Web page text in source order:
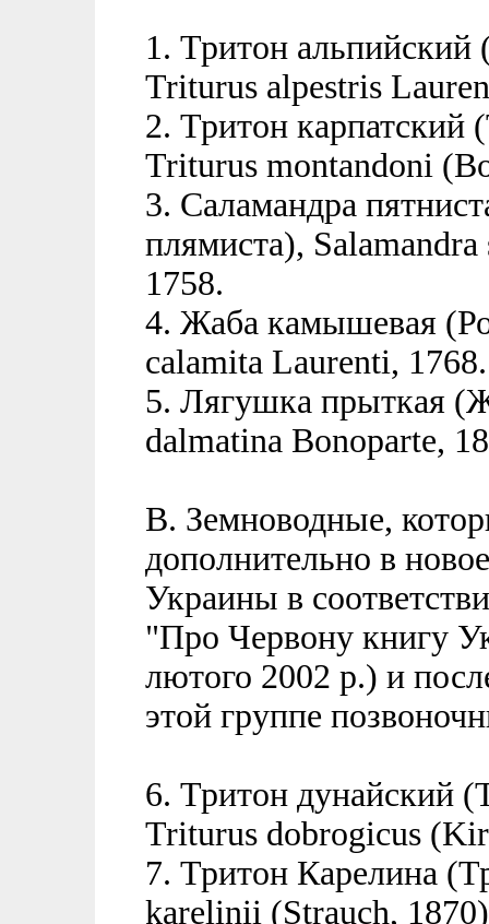
1. Тритон альпийский
Triturus alpestris
2. Тритон карпатский
Triturus montandoni
3. Саламандра
плямиста),
1758.
4. Жаба камышевая
calamita Laurenti, 1768.
5. Лягушка прыткая
dalmatina Bonoparte,
B. Земноводные,
дополнительно в
Украины в
"Про Червону книгу
лютого 2002 р.) и
этой группе
6. Тритон дунайский
Triturus dobrogicus
7. Тритон Карелина
karelinii (Strauch,